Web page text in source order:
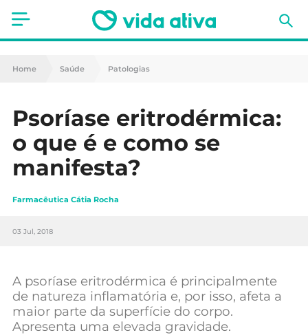
Saúde
Nutrição
Receitas
Fitness
Mães e Bebés
Home Saúde Patologias
Psoríase eritrodérmica:
o que é e como se
manifesta?
Farmacêutica Cátia Rocha
03 Jul, 2018
A psoríase eritrodérmica é principalmente
de natureza inflamatória e, por isso, afeta a
maior parte da superfície do corpo.
Apresenta uma elevada gravidade.